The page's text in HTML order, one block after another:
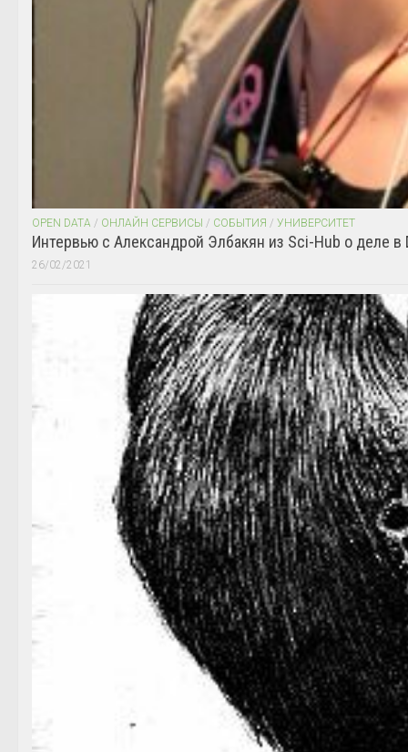
OPEN DATA / ОНЛАЙН СЕРВИСЫ / СОБЫТИЯ / УНИВЕРСИТЕТ
Интервью с Александрой Элбакян из Sci-Hub о деле в
26/02/2021